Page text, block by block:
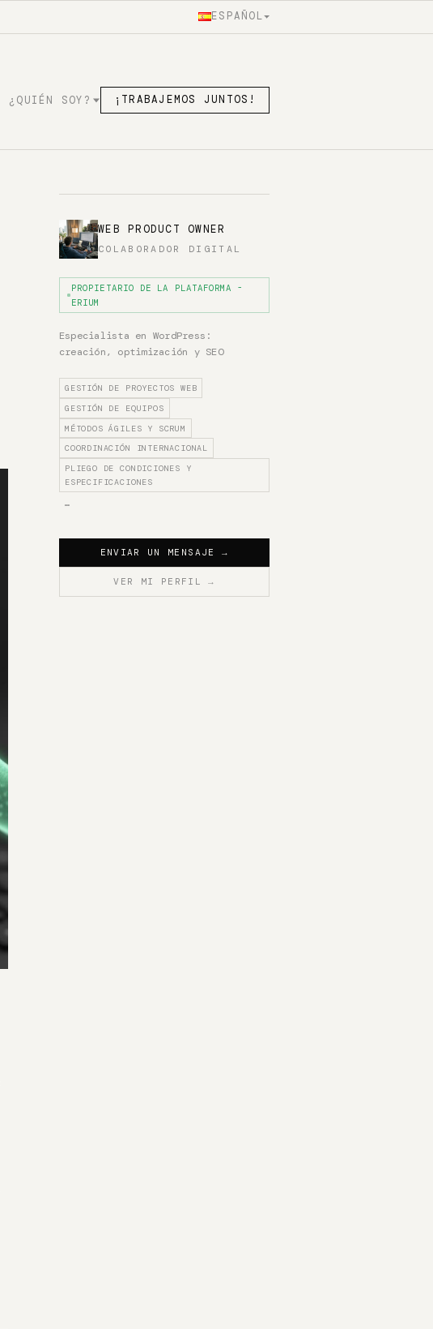
ESPAÑOL
¿QUIÉN SOY? ¡TRABAJEMOS JUNTOS!
WEB PRODUCT OWNER
COLABORADOR DIGITAL
PROPIETARIO DE LA PLATAFORMA -
ERIUM
Especialista en WordPress:
creación, optimización y SEO
GESTIÓN DE PROYECTOS WEB
GESTIÓN DE EQUIPOS
MÉTODOS ÁGILES Y SCRUM
COORDINACIÓN INTERNACIONAL
PLIEGO DE CONDICIONES Y
ESPECIFICACIONES
…
ENVIAR UN MENSAJE →
VER MI PERFIL→